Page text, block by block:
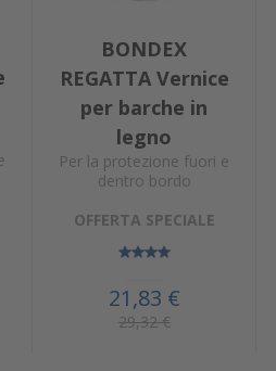
BONDEX
REGATTA Vernice
per barche in
legno
Per la protezione fuori e
dentro bordo
OFFERTA SPECIALE
21,83 €
29,32 €